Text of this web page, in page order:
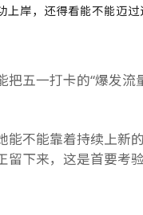
上岸，还得看能不能迈过
把五一打卡的“爆发流
能不能靠着持续上新
留下来，这是首要考验